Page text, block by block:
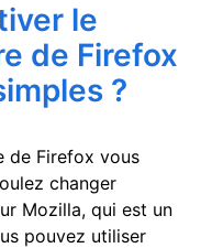
le
de Firefox
?
de Firefox vous
changer
Mozilla, qui est un
pouvez utiliser